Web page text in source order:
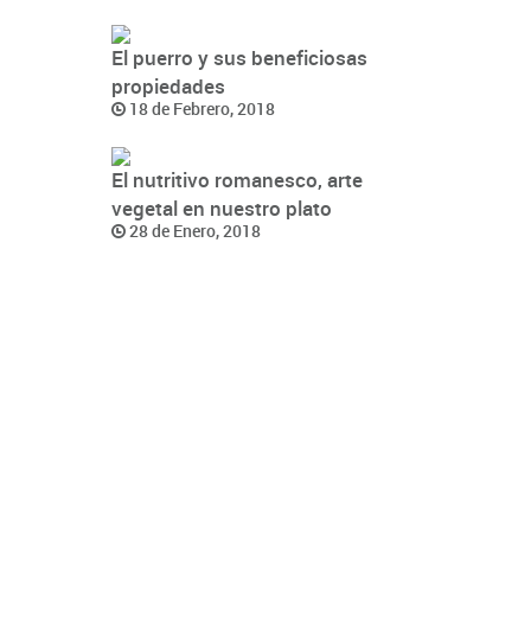
El puerro y sus beneficiosas
propiedades
18 de Febrero, 2018
El nutritivo romanesco, arte
vegetal en nuestro plato
28 de Enero, 2018